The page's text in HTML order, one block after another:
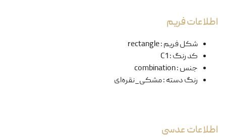
اطلاعات فریم
شکل فریم:
rectangle
کد رنگ:
C1
جنس:
combination
رنگ دسته:مشکی_نقره‌ای
اطلاعات عدسی